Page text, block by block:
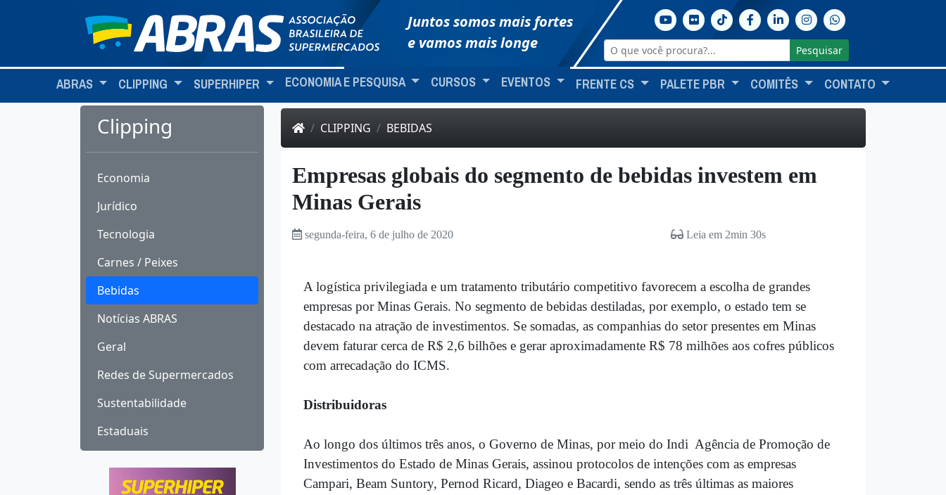
Juntos somos mais fortes
e vamos mais longe
Pesquisar
ABRAS CLIPPING SUPERHIPER ECONOMIA E PESQUISA CURSOS EVENTOS FRENTE CS PALETE PBR COMITÊS CONTATO
Clipping
Economia
Jurídico
Tecnologia
Carnes / Peixes
Bebidas
Notícias ABRAS
Geral
Redes de Supermercados
Sustentabilidade
Estaduais
CLIPPING BEBIDAS
Empresas globais do segmento de bebidas investem em
Minas Gerais
segunda-feira, 6 de julho de 2020 Leia em 2min 30s
A logística privilegiada e um tratamento tributário competitivo favorecem a escolha de grandes
empresas por Minas Gerais. No segmento de bebidas destiladas, por exemplo, o estado tem se
destacado na atração de investimentos. Se somadas, as companhias do setor presentes em Minas
devem faturar cerca de R$ 2,6 bilhões e gerar aproximadamente R$ 78 milhões aos cofres públicos
com arrecadação do ICMS.
Distribuidoras
Ao longo dos últimos três anos, o Governo de Minas, por meio do Indi  Agência de Promoção de
Investimentos do Estado de Minas Gerais, assinou protocolos de intenções com as empresas
Campari, Beam Suntory, Pernod Ricard, Diageo e Bacardi, sendo as três últimas as maiores